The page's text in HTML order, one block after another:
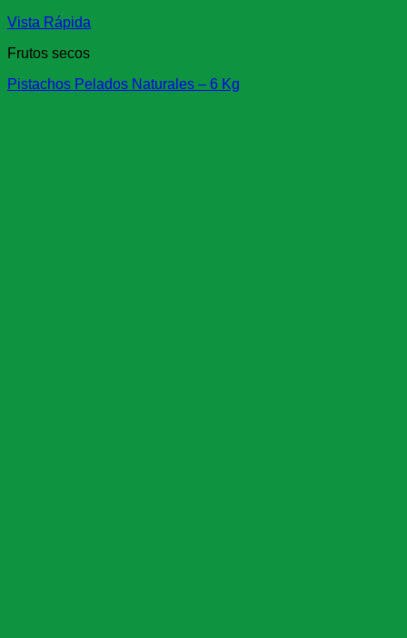
Vista Rápida
Frutos secos
Pistachos Pelados Naturales – 6 Kg